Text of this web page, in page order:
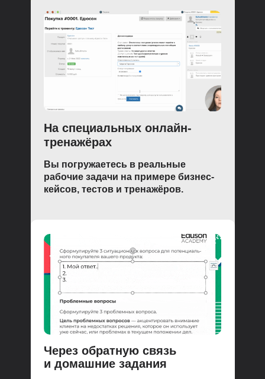
Вы погружаетесь в реальные
рабочие задачи на примере бизнес-
кейсов, тестов и тренажёров.
На специальных онлайн-
тренажёрах
Через обратную связь
и домашние задания